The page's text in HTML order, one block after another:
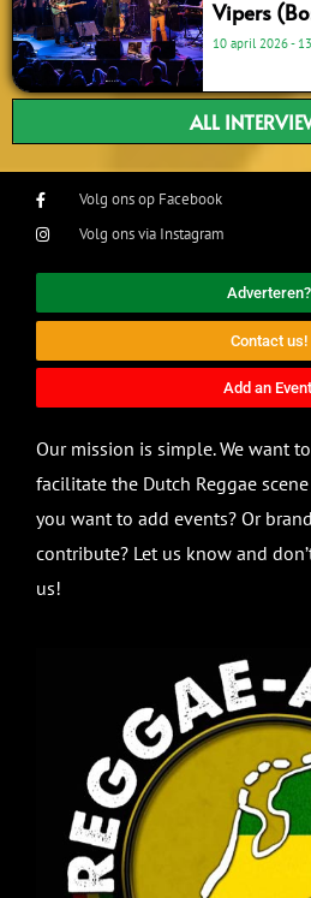
Vipers
10 april 2026
ALL
Volg ons op Facebook
Volg ons via Instagram
Adverteren?
Contact us!
Add an
Our mission is simple. We want
facilitate the Dutch Reggae
you want to add events? Or
contribute? Let us know and
us!